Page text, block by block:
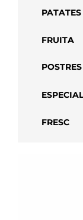
FRUITA
FRESC